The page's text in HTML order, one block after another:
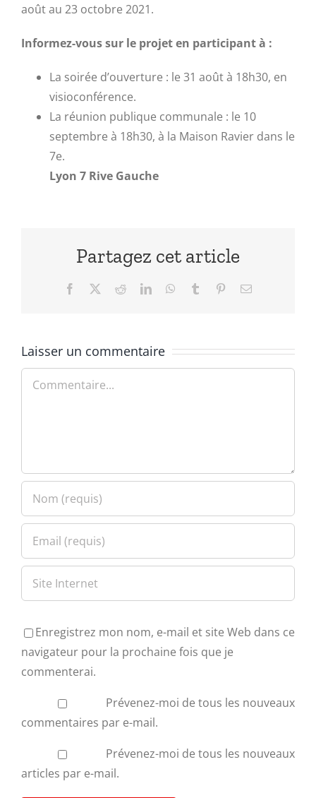
août au 23 octobre 2021.
Informez-vous sur le projet en participant à :
La soirée d’ouverture : le 31 août à 18h30, en
visioconférence.
La réunion publique communale : le 10
septembre à 18h30, à la Maison Ravier dans le
7e.
Lyon 7 Rive Gauche
Partagez cet article
Facebook RedditLinkedInWhatsApp
Tumblr PinterestEmail
Laisser un commentaire
Commentaire
Enregistrez mon nom, e-mail et site Web dans ce
navigateur pour la prochaine fois que je
commenterai.
Prévenez-moi de tous les nouveaux
commentaires par e-mail.
Prévenez-moi de tous les nouveaux
articles par e-mail.